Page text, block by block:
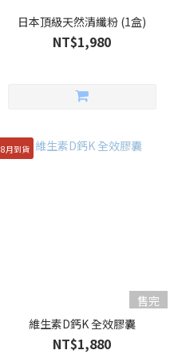
日本頂級天然清纖粉 (1盒)
NT$1,980
8月到貨
售完
維生素D鈣K 全效膠囊
NT$1,880